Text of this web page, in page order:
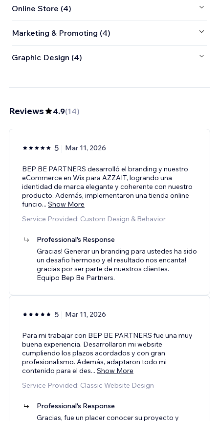
Online Store (4)
Marketing & Promoting (4)
Graphic Design (4)
Reviews 4.9(14)
5 Mar 11, 2026
BEP BE PARTNERS desarrolló el branding y nuestro
eCommerce en Wix para AZZAIT, logrando una
identidad de marca elegante y coherente con nuestro
producto. Además, implementaron una tienda online
funcio... Show More
Service Provided: Custom Design & Behavior
Professional's Response
Gracias! Generar un branding para ustedes ha sido
un desafio hermoso y el resultado nos encanta!
gracias por ser parte de nuestros clientes.
Equipo Bep Be Partners.
5 Mar 11, 2026
Para mi trabajar con BEP BE PARTNERS fue una muy
buena experiencia. Desarrollaron mi website
cumpliendo los plazos acordados y con gran
profesionalismo. Además, adaptaron todo mi
contenido para el des... Show More
Service Provided: Classic Website Design
Professional's Response
Gracias, fue un placer conocer su proyecto y